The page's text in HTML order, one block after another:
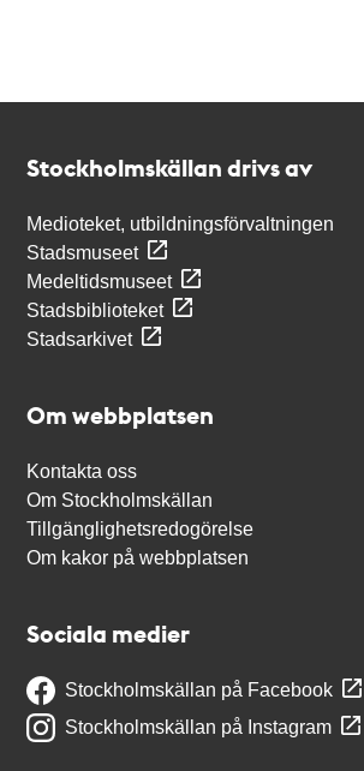
Stockholmskällan drivs av
Medioteket, utbildningsförvaltningen
Stadsmuseet
Medeltidsmuseet
Stadsbiblioteket
Stadsarkivet
Om webbplatsen
Kontakta oss
Om Stockholmskällan
Tillgänglighetsredogörelse
Om kakor på webbplatsen
Sociala medier
Stockholmskällan på Facebook
Stockholmskällan på Instagram